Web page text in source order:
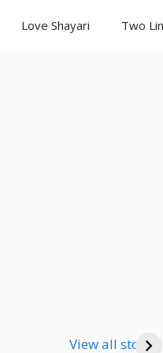
Love Shayari Two
View all stories